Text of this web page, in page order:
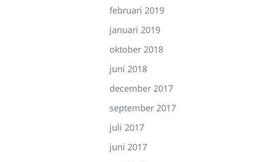
februari 2019
januari 2019
oktober 2018
juni 2018
december 2017
september 2017
juli 2017
juni 2017